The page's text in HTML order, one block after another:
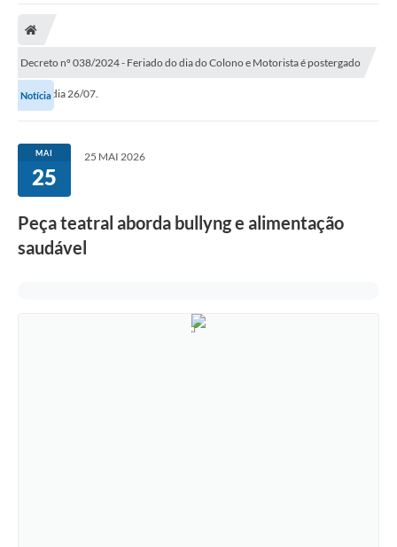
Decreto nº 038/2024 - Feriado do dia do Colono e Motorista é postergado
para o dia 26/07.
Notícia
MAI
25
25 MAI 2026
Peça teatral aborda bullyng e alimentação
saudável